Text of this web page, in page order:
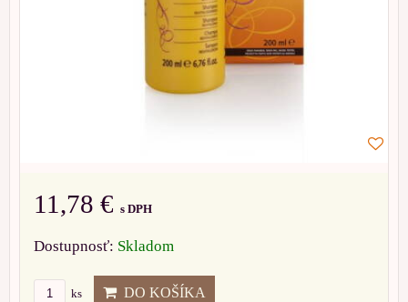
11,78 € s DPH
Dostupnosť: Skladom
ks DO KOŠÍKA